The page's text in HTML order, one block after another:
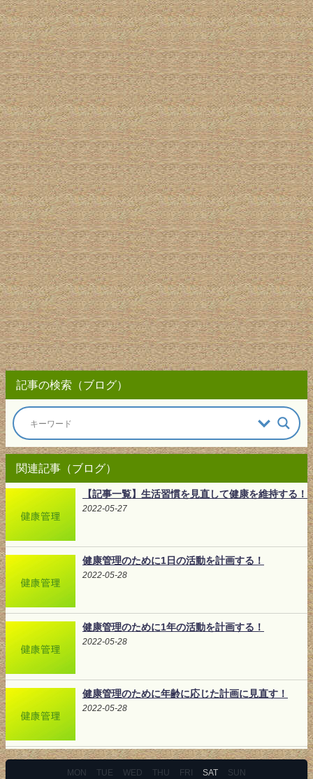
記事の検索（ブログ）
関連記事（ブログ）
【記事一覧】生活習慣を見直して健康を維持する！
2022-05-27
健康管理のために1日の活動を計画する！
2022-05-28
健康管理のために1年の活動を計画する！
2022-05-28
健康管理のために年齢に応じた計画に見直す！
2022-05-28
MON TUE WED THU FRI SAT SUN